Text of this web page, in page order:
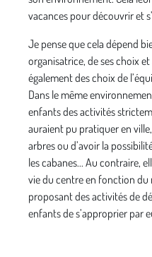
vacances pour découvrir et
Je pense que cela dépend
organisatrice, de ses choix
également des choix de
Dans le même
enfants des activités
auraient pu pratiquer en
arbres ou d’avoir la
les cabanes... Au contraire,
vie du centre en fonction
proposant des activités de
enfants de s’approprier par